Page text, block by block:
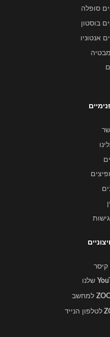
סופלה
בוסטון
אנטוניו
שלנו
למחשב
לטלפון הנייד